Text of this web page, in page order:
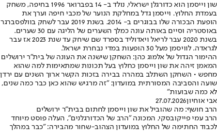
שון וייסמן הוא כדורגלן ישראלי, נולד ב- 14 בפברואר 1996 בחיפה, משחק
בעמדת החלוץ. וייסמן גדל במחלקת הנוער של מכבי חיפה וערך את
הופעת הבכורה שלו בבוגרים ב- 2014. בשנת 2019 עבר לשחק בוולפסברגר
באוסטריה וסיים באותה עונה כמלך השערים של הליגה עם 30 שערים.
בשנת 2020 עבר לריאל ויאדוליד בספרד שם שיחק עד שנת 2023 אז עבר
לגראדה. לוויסמן מעל 30 הופעות במדי נבחרת ישראל.
ההימור הגדול של אלמוג כהן: השחקן שישנה את העונה של בית"ר ירושלים
המאמן זיהה את שון וייסמן כחלוץ בעל תכונות שמתאימות למה שהוא
מחפש • השחקן השתלב במהרה בבירה בזכות הקשר ארוך השנים עם ירדן
שועה והסביבה המסורתית במועדון: "זה מרגיש שהוא כאן כבר כמה שנים,
לא כמה שבועות"
אבי אוחיון27.07.2026
הרב חושף: מה שהוביל את שון וייסמן לחתום בבית״ר ירושלים
הרב עמי פייקובסקי, המכונה ״הרב של הכדורגלנים״, העלה פוסט מיוחד
לכבוד החתימה של החלוץ במועדון הצהוב-שחור מהבירה: ״כבר במהלך